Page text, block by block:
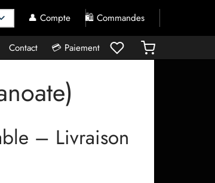
👤 Compte 🛍️ Commandes
Contact 💳 Paiement
– Livraison